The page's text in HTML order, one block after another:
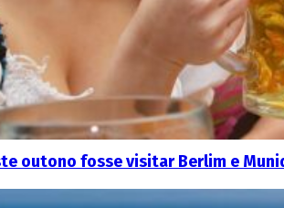
outono fosse visitar Berlim e